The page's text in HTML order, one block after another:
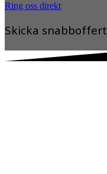
Ring oss direkt
Skicka snabboffert